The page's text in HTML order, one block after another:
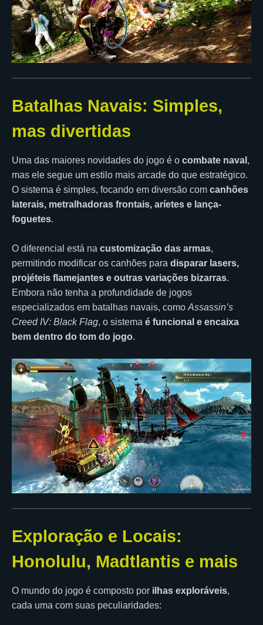
Batalhas Navais: Simples,
mas divertidas
Uma das maiores novidades do jogo é o combate naval ,
mas ele segue um estilo mais arcade do que estratégico.
O sistema é simples, focando em diversão com canhões
laterais, metralhadoras frontais, aríetes e lança-
foguetes.
O diferencial está na customização das armas,
permitindo modificar os canhões para disparar lasers,
projéteis flamejantes e outras variações bizarras.
Embora não tenha a profundidade de jogos
especializados em batalhas navais, como Assassin’s
Creed IV: Black Flag, o sistema é funcional e encaixa
bem dentro do tom do jogo.
Exploração e Locais:
Honolulu, Madtlantis e mais
O mundo do jogo é composto por ilhas exploráveis,
cada uma com suas peculiaridades: